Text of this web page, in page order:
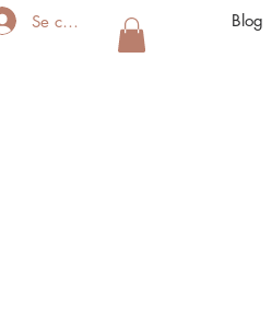
Se connecter Blog